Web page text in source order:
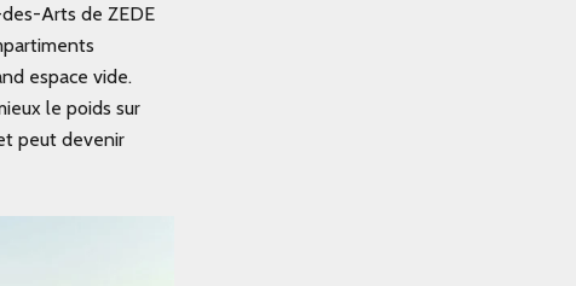
Arts de ZEDE
espace vide.
le poids sur
peut devenir